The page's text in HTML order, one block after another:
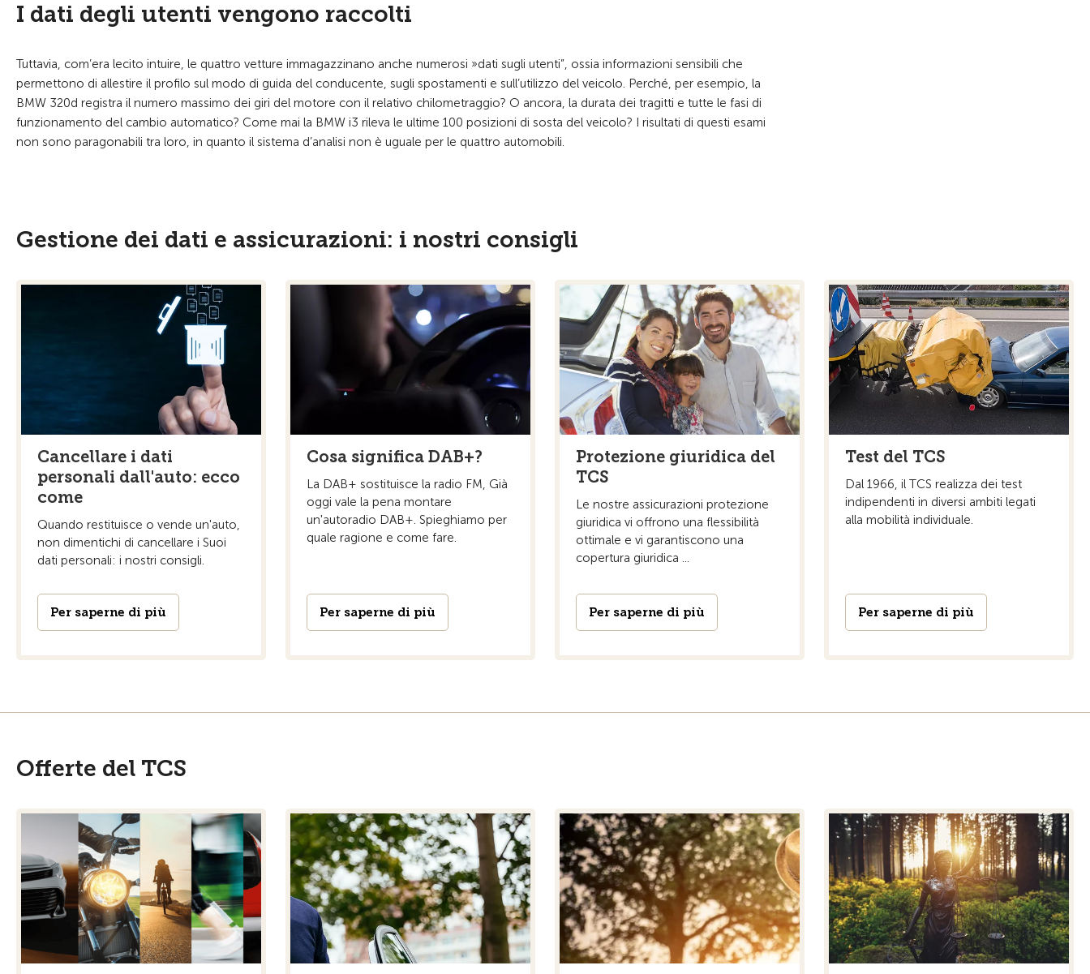
I dati degli utenti vengono raccolti
Tuttavia, com’era lecito intuire, le quattro vetture immagazzinano anche numerosi »dati sugli utenti”, ossia informazioni sensibili che
permettono di allestire il profilo sul modo di guida del conducente, sugli spostamenti e sull’utilizzo del veicolo. Perché, per esempio, la
BMW 320d registra il numero massimo dei giri del motore con il relativo chilometraggio? O ancora, la durata dei tragitti e tutte le fasi di
funzionamento del cambio automatico? Come mai la BMW i3 rileva le ultime 100 posizioni di sosta del veicolo? I risultati di questi esami
non sono paragonabili tra loro, in quanto il sistema d’analisi non è uguale per le quattro automobili.
Gestione dei dati e assicurazioni: i nostri consigli
Cancellare i dati
personali dall'auto: ecco
come
Quando restituisce o vende un'auto,
non dimentichi di cancellare i Suoi
dati personali: i nostri consigli.
Per saperne di più
Cosa significa DAB+?
La DAB+ sostituisce la radio FM, Già
oggi vale la pena montare
un'autoradio DAB+. Spieghiamo per
quale ragione e come fare.
Per saperne di più
Protezione giuridica del
TCS
Le nostre assicurazioni protezione
giuridica vi offrono una flessibilità
ottimale e vi garantiscono una
copertura giuridica ...
Per saperne di più
Test del TCS
Dal 1966, il TCS realizza dei test
indipendenti in diversi ambiti legati
alla mobilità individuale.
Per saperne di più
Offerte del TCS